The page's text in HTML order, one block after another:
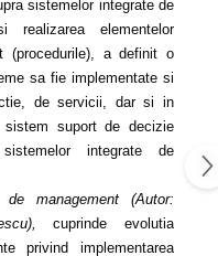
sistemelor integrate de
realizarea elementelor
(procedurile), a definit o
sa fie implementate si
de servicii, dar si in
suport de decizie
integrate de
management (Autor:
cuprinde evolutia
privind implementarea